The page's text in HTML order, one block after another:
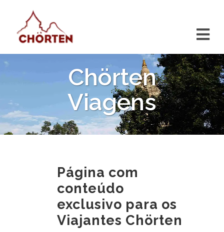
Chörten
Viagens
Página com
conteúdo
exclusivo para os
Viajantes Chörten